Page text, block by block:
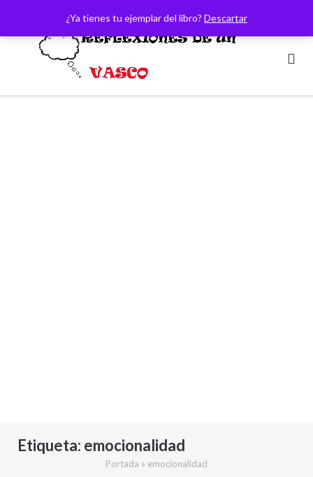
¿Ya tienes tu ejemplar del libro? Descartar
contenido
Etiqueta: emocionalidad
Portada » emocionalidad